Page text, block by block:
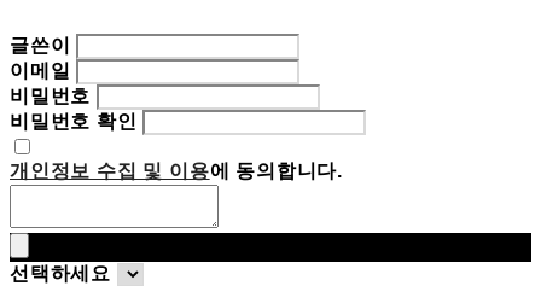
글쓴이
이메일
비밀번호
비밀번호 확인
개인정보 수집 및 이용에 동의합니다.
선택하세요